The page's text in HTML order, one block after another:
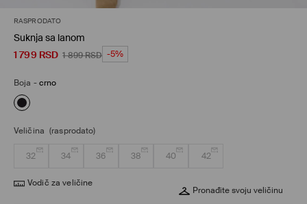
RASPRODATO
Suknja sa lanom
1 799 RSD 1 899RSD -5%
Boja -crno
Veličina (rasprodato)
32 34 36 38 40 42
Vodič za veličine
Pronađite svoju veličinu